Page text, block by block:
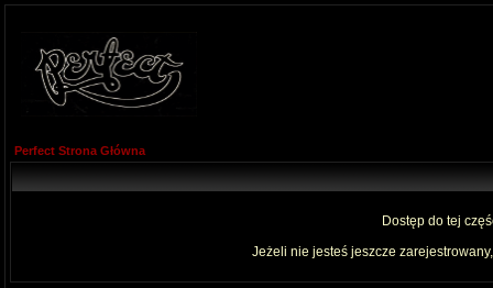
Perfect Strona Główna
Dostęp do tej
Jeżeli nie jesteś jeszcze